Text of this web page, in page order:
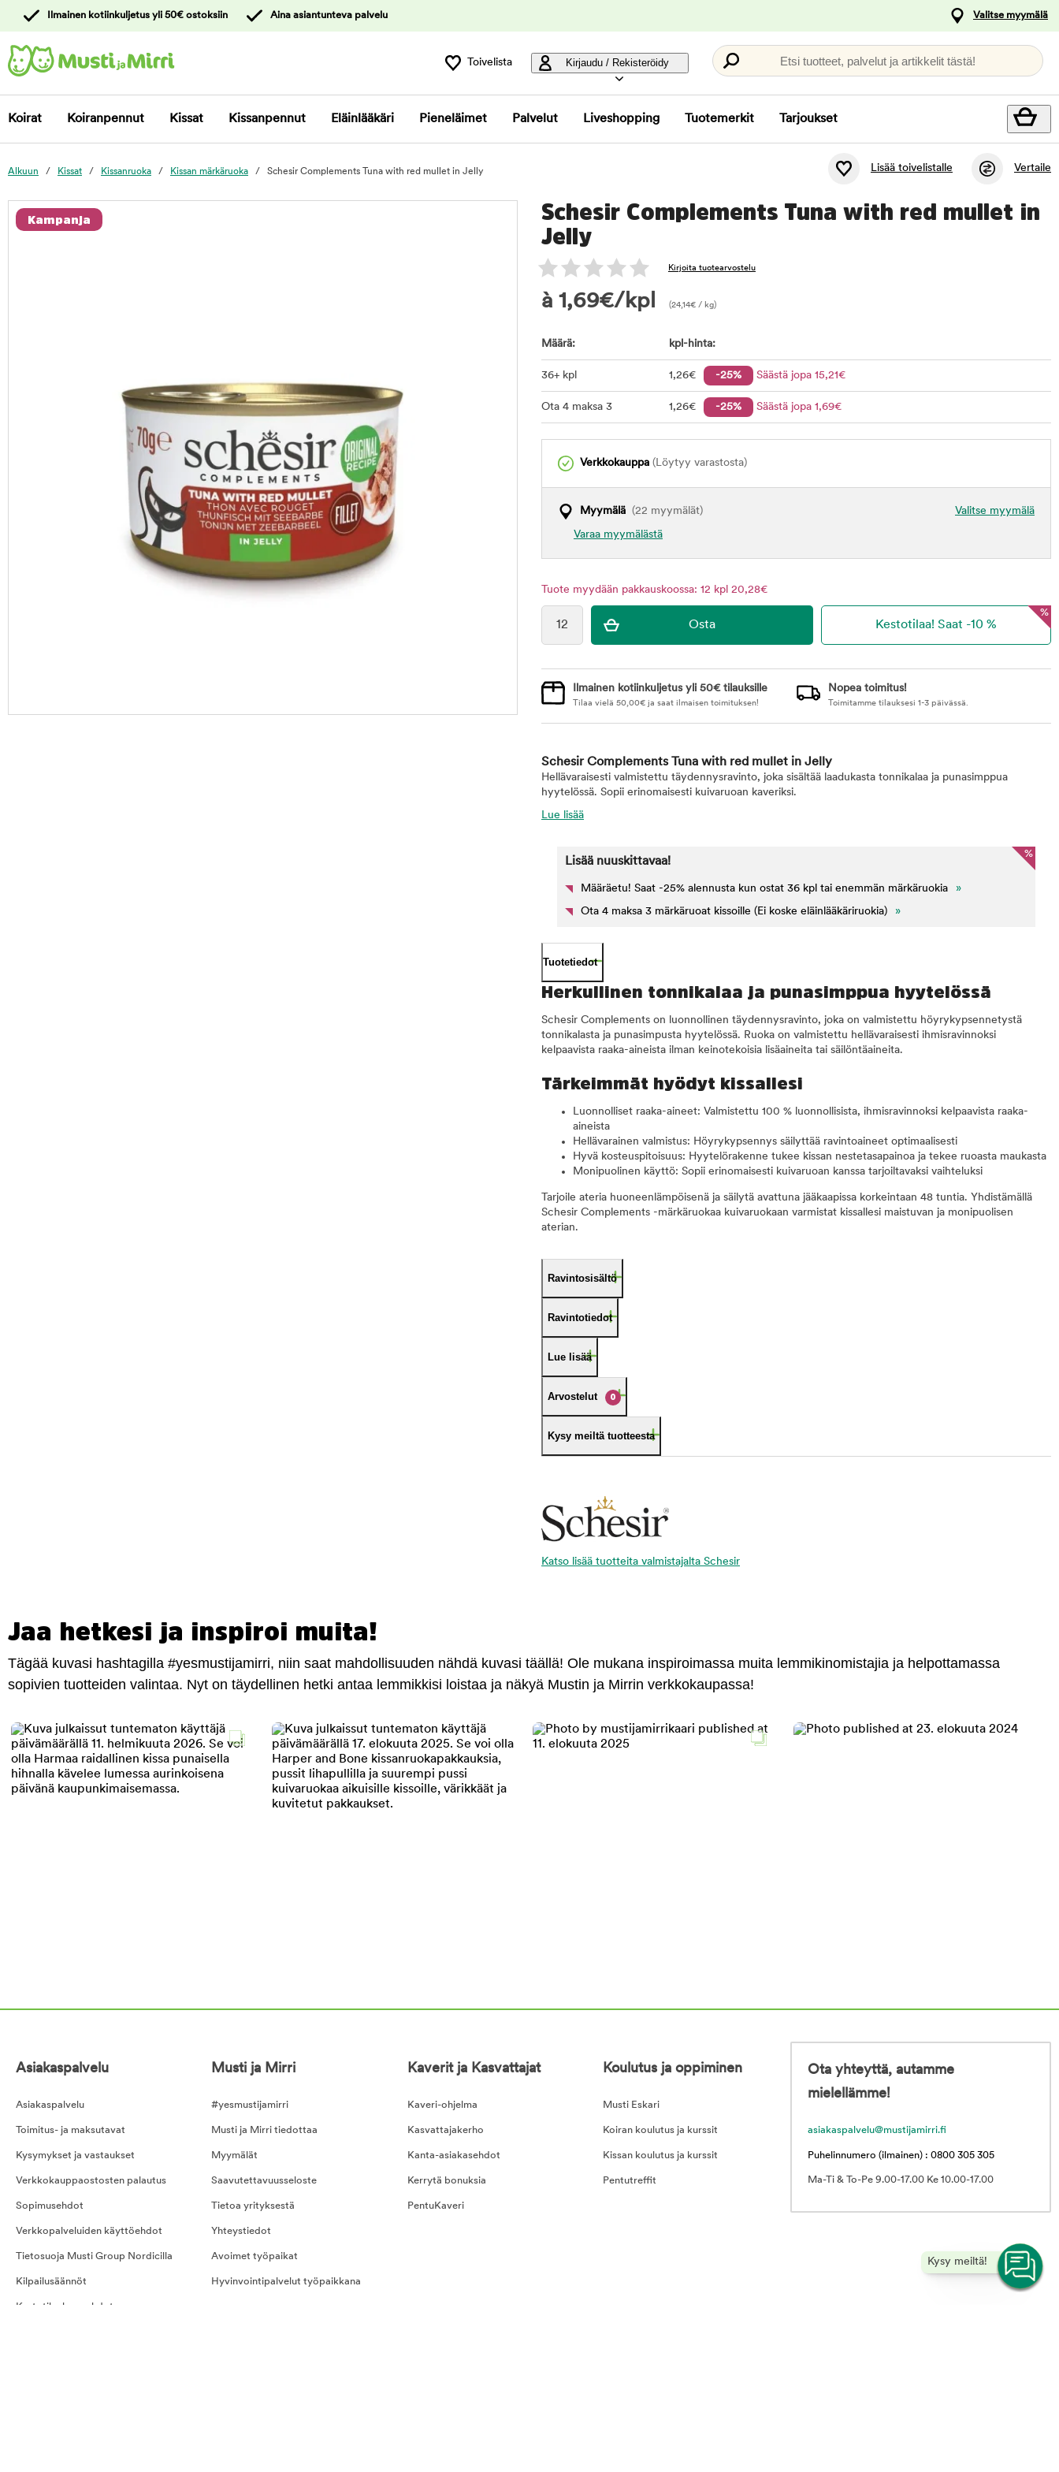
asiakaspalveluun
Ilmainen kotiinkuljetus yli 50€ ostoksiin Aina asiantunteva palvelu Valitse myymälä
Toivelista Kirjaudu / Rekisteröidy Etsi tuotteet, palvelut ja artikkelit tästä!
Koirat Koiranpennut Kissat Kissanpennut Eläinlääkäri Pieneläimet Palvelut Liveshopping Tuotemerkit Tarjoukset
Alkuun Kissat Kissanruoka Kissan märkäruoka Schesir Complements Tuna with red mullet in Jelly Lisää toivelistalle Vertaile
Schesir Complements Tuna with red mullet in
Jelly
Kirjoita tuotearvostelu
Kampanja
à 1,69€/kpl (24,14€ / kg)
Määrä: kpl-hinta:
36+ kpl 1,26€ -25% Säästä jopa 15,21€
Ota 4 maksa 3 1,26€ -25% Säästä jopa 1,69€
Verkkokauppa (Löytyy varastosta)
Valitse myymälä
Myymälä (22 myymälät)
Varaa myymälästä
Tuote myydään pakkauskoossa: 12 kpl 20,28€
foo
%
Ilmainen kotiinkuljetus yli 50€ tilauksille
Tilaa vielä 50,00€ ja saat ilmaisen toimituksen!
Nopea toimitus!
Toimitamme tilauksesi 1-3 päivässä.
Schesir Complements Tuna with red mullet in Jelly
Hellävaraisesti valmistettu täydennysravinto, joka sisältää laadukasta tonnikalaa ja punasimppua
hyytelössä. Sopii erinomaisesti kuivaruoan kaveriksi.
Lue lisää
%
Lisää nuuskittavaa!
Määräetu! Saat -25% alennusta kun ostat 36 kpl tai enemmän märkäruokia
»
Ota 4 maksa 3 märkäruoat kissoille (Ei koske eläinlääkäriruokia)
»
Tuotetiedot
Herkullinen tonnikalaa ja punasimppua hyytelössä
Schesir Complements on luonnollinen täydennysravinto, joka on valmistettu höyrykypsennetystä
tonnikalasta ja punasimpusta hyytelössä. Ruoka on valmistettu hellävaraisesti ihmisravinnoksi
kelpaavista raaka-aineista ilman keinotekoisia lisäaineita tai säilöntäaineita.
Tärkeimmät hyödyt kissallesi
Luonnolliset raaka-aineet: Valmistettu 100 % luonnollisista, ihmisravinnoksi kelpaavista raaka-
aineista
Hellävarainen valmistus: Höyrykypsennys säilyttää ravintoaineet optimaalisesti
Hyvä kosteuspitoisuus: Hyytelörakenne tukee kissan nestetasapainoa ja tekee ruoasta maukasta
Monipuolinen käyttö: Sopii erinomaisesti kuivaruoan kanssa tarjoiltavaksi vaihteluksi
Tarjoile ateria huoneenlämpöisenä ja säilytä avattuna jääkaapissa korkeintaan 48 tuntia. Yhdistämällä
Schesir Complements -märkäruokaa kuivaruokaan varmistat kissallesi maistuvan ja monipuolisen
aterian.
Ravintosisältö
Ravintotiedot
Lue lisää
Arvostelut 0
Kysy meiltä tuotteesta
Katso lisää tuotteita valmistajalta Schesir
Jaa hetkesi ja inspiroi muita!
Tägää kuvasi hashtagilla #yesmustijamirri, niin saat mahdollisuuden nähdä kuvasi täällä! Ole mukana inspiroimassa muita lemmikinomistajia ja helpottamassa
sopivien tuotteiden valintaa. Nyt on täydellinen hetki antaa lemmikkisi loistaa ja näkyä Mustin ja Mirrin verkkokaupassa!
Kysy meiltä!
Asiakaspalvelu
Asiakaspalvelu
Toimitus- ja maksutavat
Kysymykset ja vastaukset
Verkkokauppaostosten palautus
Sopimusehdot
Verkkopalveluiden käyttöehdot
Tietosuoja Musti Group Nordicilla
Kilpailusäännöt
Kestotilauksen ehdot
Musti ja Mirri
#yesmustijamirri
Musti ja Mirri tiedottaa
Myymälät
Saavutettavuusseloste
Tietoa yrityksestä
Yhteystiedot
Avoimet työpaikat
Hyvinvointipalvelut työpaikkana
Kaverit ja Kasvattajat
Kaveri-ohjelma
Kasvattajakerho
Kanta-asiakasehdot
Kerrytä bonuksia
PentuKaveri
Koulutus ja oppiminen
Musti Eskari
Koiran koulutus ja kurssit
Kissan koulutus ja kurssit
Pentutreffit
Ota yhteyttä, autamme
mielellämme!
asiakaspalvelu@mustijamirri.fi
Puhelinnumero (ilmainen) : 0800 305 305
Ma-Ti & To-Pe 9.00-17.00 Ke 10.00-17.00